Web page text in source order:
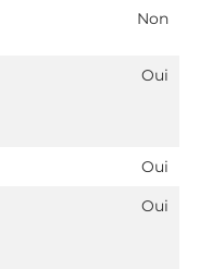
Non
Oui
Oui
Oui